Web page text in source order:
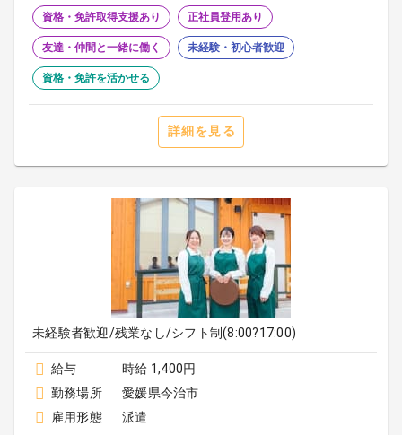
資格・免許取得支援あり 正社員登用あり
友達・仲間と一緒に働く 未経験・初心者歓迎
資格・免許を活かせる
詳細を見る
未経験者歓迎/残業なし/シフト制(8:00?17:00)
給与
時給 1,400円
勤務場所
愛媛県今治市
雇用形態
派遣